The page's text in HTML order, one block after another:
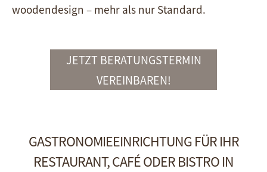
woodendesign – mehr als nur Standard.
JETZT BERATUNGSTERMIN
VEREINBAREN!
GASTRONOMIEEINRICHTUNG FÜR IHR
RESTAURANT, CAFÉ ODER BISTRO IN